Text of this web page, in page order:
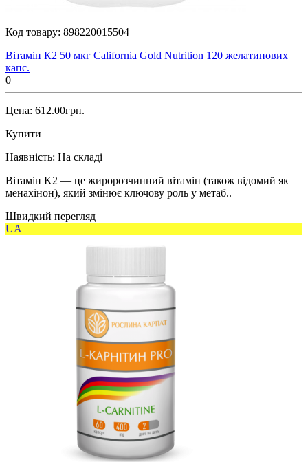
Код товару: 898220015504
Вітамін К2 50 мкг California Gold Nutrition 120 желатинових
капс.
0
Цена: 612.00грн.
Купити
Наявність: На складі
Вітамін K2 — це жиророзчинний вітамін (також відомий як
менахінон), який змінює ключову роль у метаб..
Швидкий перегляд
UA